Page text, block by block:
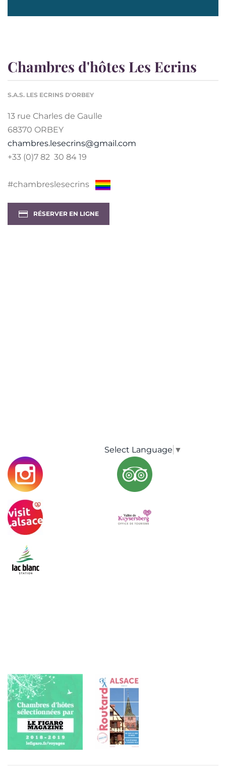
Chambres d'hôtes Les Ecrins
S.A.S. LES ECRINS D'ORBEY
13 rue Charles de Gaulle
68370 ORBEY
chambres.lesecrins@gmail.com
+33 (0)7 82 30 84 19
#chambreslesecrins
RÉSERVER EN LIGNE
Select Language ▼